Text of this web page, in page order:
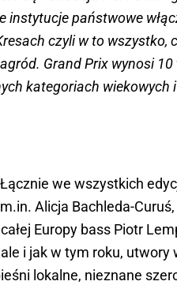
instytucje państwowe
czyli w to wszystko,
Grand Prix wynosi
kategoriach wiekowych
we wszystkich
Alicja Bachleda-
Europy bass Piotr
i jak w tym roku,
lokalne, nieznane